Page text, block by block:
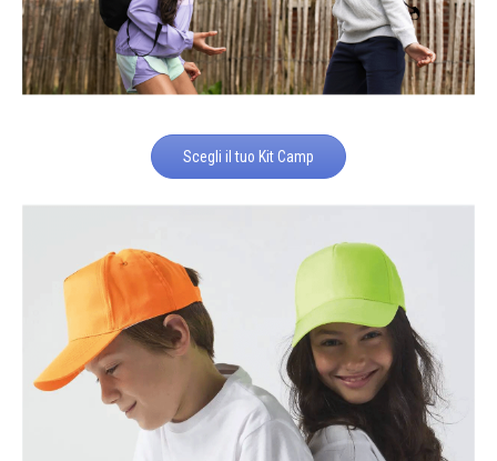
Scegli il tuo Kit Camp